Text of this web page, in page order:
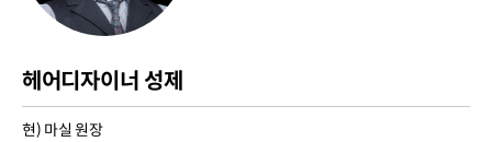
헤어디자이너 성제
현) 마실 원장